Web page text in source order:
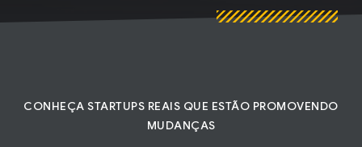
CONHEÇA STARTUPS REAIS QUE ESTÃO PROMOVENDO
MUDANÇAS